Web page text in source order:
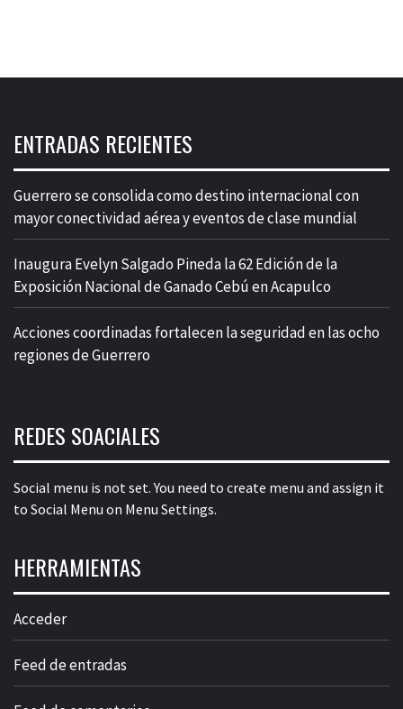
ENTRADAS RECIENTES
Guerrero se consolida como destino internacional con
mayor conectividad aérea y eventos de clase mundial
Inaugura Evelyn Salgado Pineda la 62 Edición de la
Exposición Nacional de Ganado Cebú en Acapulco
Acciones coordinadas fortalecen la seguridad en las ocho
regiones de Guerrero
REDES SOACIALES
Social menu is not set. You need to create menu and assign it
to Social Menu on Menu Settings.
HERRAMIENTAS
Acceder
Feed de entradas